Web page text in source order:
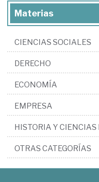
Materias
CIENCIAS SOCIALES
DERECHO
ECONOMÍA
EMPRESA
HISTORIA Y
OTRAS CATEGORÍAS